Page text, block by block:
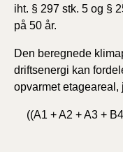
iht. § 297 stk. 5 og §
på 50 år.
Den beregnede
driftsenergi kan
opvarmet etageareal,
((A1 + A2 + A3 +